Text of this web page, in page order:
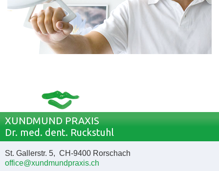
XUNDMUND PRAXIS
Dr. med. dent. Ruckstuhl
St. Gallerstr. 5, CH-9400 Rorschach
office@xundmundpraxis.ch